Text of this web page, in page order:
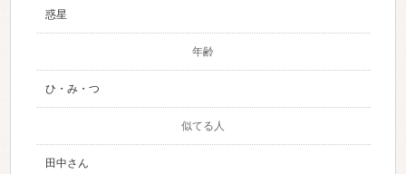
惑星
年齢
ひ・み・つ
似てる人
田中さん